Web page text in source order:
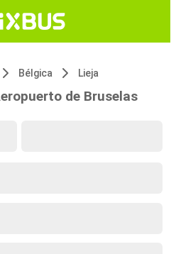
Bélgica Lieja
de Bruselas